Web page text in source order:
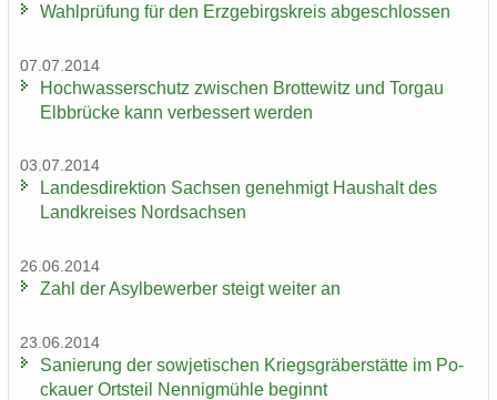
Wahl­prü­fung für den Erz­ge­birgs­kreis ab­ge­schlos­sen
07.07.2014
Hoch­was­ser­schutz zwi­schen Brot­te­witz und Tor­gau
Elb­brü­cke kann ver­bes­sert wer­den
03.07.2014
Lan­des­di­rek­ti­on Sach­sen ge­neh­migt Haus­halt des
Land­krei­ses Nord­sach­sen
26.06.2014
Zahl der Asyl­be­wer­ber steigt wei­ter an
23.06.2014
Sa­nie­rung der so­wje­ti­schen Kriegs­grä­ber­stät­te im Po­
ckau­er Orts­teil Nen­nig­müh­le be­ginnt